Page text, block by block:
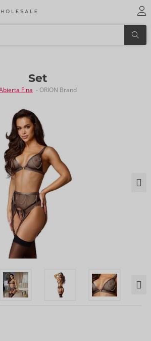
Set
Fina - ORION Brand